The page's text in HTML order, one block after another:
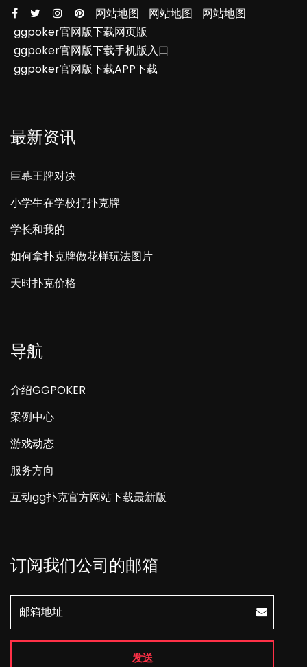
网站地图 网站地图
网站地图
ggpoker官网版下载网页版
ggpoker官网版下载手机版入口
ggpoker官网版下载APP下载
最新资讯
巨幕王牌对决
小学生在学校打扑克牌
学长和我的
如何拿扑克牌做花样玩法图片
天时扑克价格
导航
介绍GGPOKER
案例中心
游戏动态
服务方向
互动gg扑克官方网站下载最新版
订阅我们公司的邮箱
发送